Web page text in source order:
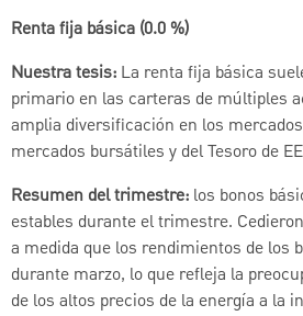
Renta fija básica (0.0 %)
Nuestra tesis: La renta fija básica
primario en las carteras de múltiples
amplia diversificación en los
mercados bursátiles y del Tesoro de
Resumen del trimestre: los bonos
estables durante el trimestre.
a medida que los rendimientos de los
durante marzo, lo que refleja la
de los altos precios de la energía a la